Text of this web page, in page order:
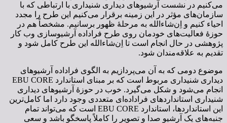
می‌کنیم در نشست آرشیوهای دیداری شنیداری با ارتباطی که با
سازمان‌های مؤثر در این زمینه برقرار می‌کنیم این طرح را مجدد
احیاء کنیم و اِن‌شاءالله به مرحلۀ ظهور برسانیم. مشخصاً هم در
حوزۀ فعالیت‌های خودمان روی طرح فراداده آرشیوسازی وب کار
پژوهشی در حال انجام است تا اِن‌شاءالله این طرح کامل شود و
تقدیم به علاقه‌مندان شود.
موضوع دومی که به آن می‌پردازیم به الگوی فراداده آرشیوهای
دیداری شنیداری مربوط است که بر مبنای استاندارد EBU CORE
انجام می‌شود و شکل می‌گیرد. خوب در حوزۀ آرشیوهای دیداری
شنیداری استانداردهای فراداده‌ای متعددی وجود دارد اما کامل‌ترین
این استانداردها، استاندارد EBU CORE است که می‌تواند تمام
جنبه‌های یک آرشیو صدا و تصویر را کاملاً پاسخگو باشد و سعی